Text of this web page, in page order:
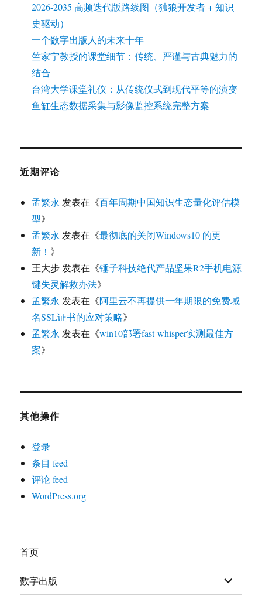
2026-2035 高频迭代版路线图（独狼开发者 + 知识
史驱动）
一个数字出版人的未来十年
竺家宁教授的课堂细节：传统、严谨与古典魅力的
结合
台湾大学课堂礼仪：从传统仪式到现代平等的演变
鱼缸生态数据采集与影像监控系统完整方案
近期评论
孟繁永 发表在《百年周期中国知识生态量化评估模
型》
孟繁永 发表在《最彻底的关闭Windows10 的更
新！ 》
王大步发表在《锤子科技绝代产品坚果R2手机电源
键失灵解救办法》
孟繁永 发表在《阿里云不再提供一年期限的免费域
名SSL证书的应对策略》
孟繁永 发表在《win10部署fast-whisper实测最佳方
案》
其他操作
登录
条目 feed
评论 feed
WordPress.org
首页
数字出版 展
开
子